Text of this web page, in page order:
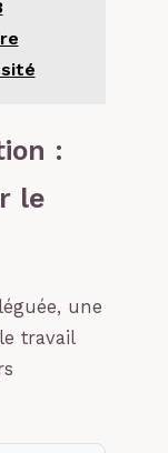
:
le
une
travail